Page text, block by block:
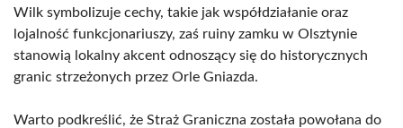
Wilk symbolizuje cechy, takie jak współdziałanie oraz
lojalność funkcjonariuszy, zaś ruiny zamku w Olsztynie
stanowią lokalny akcent odnoszący się do historycznych
granic strzeżonych przez Orle Gniazda.
Warto podkreślić, że Straż Graniczna została powołana do